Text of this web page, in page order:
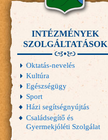
INTÉZMÉNYEK
SZOLGÁLTATÁSOK
Oktatás-nevelés
Kultúra
Egészségügy
Sport
Házi segítségnyújtás
Családsegítő és
Gyermekjóléti Szolgálat